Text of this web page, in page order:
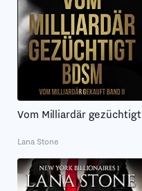
Vom Milliardär gezüchtigt
Lana Stone